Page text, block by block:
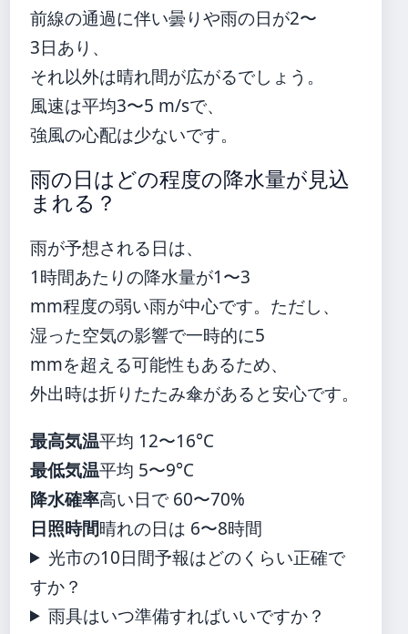
前線の通過に伴い曇りや雨の日が2〜
3日あり、
それ以外は晴れ間が広がるでしょう。
風速は平均3〜5 m/sで、
強風の心配は少ないです。
雨の日はどの程度の降水量が見込
まれる？
雨が予想される日は、
1時間あたりの降水量が1〜3
mm程度の弱い雨が中心です。ただし、
湿った空気の影響で一時的に5
mmを超える可能性もあるため、
外出時は折りたたみ傘があると安心です。
最高気温平均 12〜16°C
最低気温平均 5〜9°C
降水確率高い日で 60〜70%
日照時間晴れの日は 6〜8時間
光市の10日間予報はどのくらい正確で
すか？
雨具はいつ準備すればいいですか？